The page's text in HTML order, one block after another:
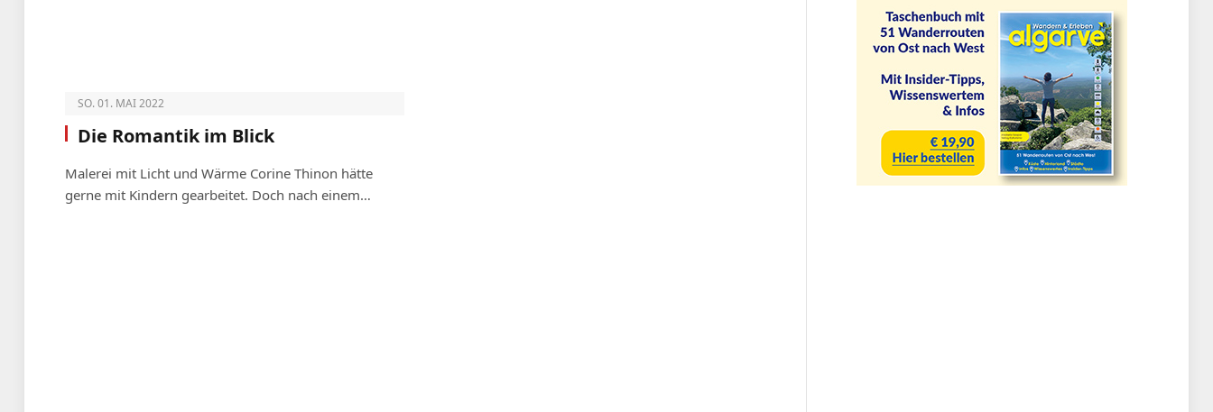
SO. 01. MAI 2022
Die Romantik im Blick
Malerei mit Licht und Wärme Corine Thinon hätte
gerne mit Kindern gearbeitet. Doch nach einem…